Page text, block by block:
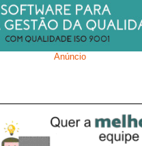
Anúncio